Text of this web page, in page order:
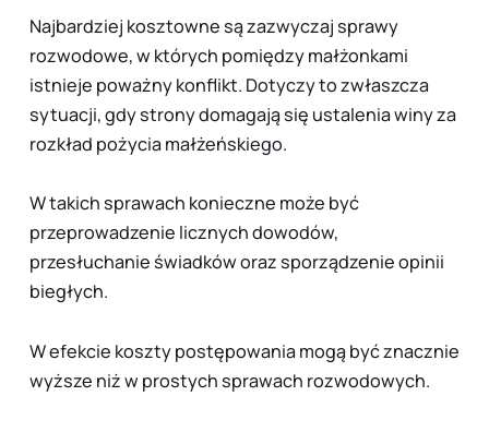
Najbardziej kosztowne są zazwyczaj sprawy
rozwodowe, w których pomiędzy małżonkami
istnieje poważny konflikt. Dotyczy to zwłaszcza
sytuacji, gdy strony domagają się ustalenia winy za
rozkład pożycia małżeńskiego.
W takich sprawach konieczne może być
przeprowadzenie licznych dowodów,
przesłuchanie świadków oraz sporządzenie opinii
biegłych.
W efekcie koszty postępowania mogą być znacznie
wyższe niż w prostych sprawach rozwodowych.